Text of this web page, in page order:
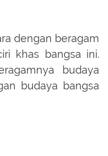
dengan beragam
khas bangsa ini.
budaya
budaya bangsa